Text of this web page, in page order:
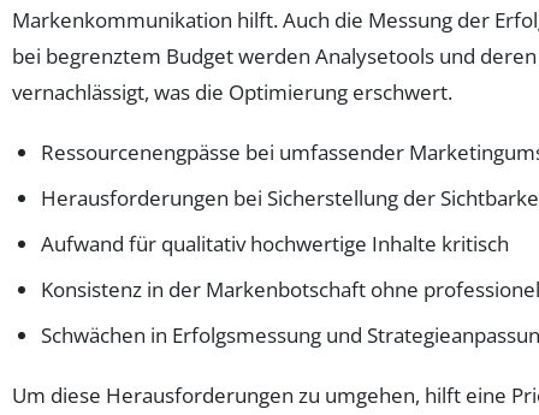
Markenkommunikation hilft. Auch die Messung der
bei begrenztem Budget werden Analysetools und
vernachlässigt, was die Optimierung erschwert.
Ressourcenengpässe bei umfassender
Herausforderungen bei Sicherstellung der
Aufwand für qualitativ hochwertige Inhalte kritisch
Konsistenz in der Markenbotschaft ohne
Schwächen in Erfolgsmessung und
Um diese Herausforderungen zu umgehen, hilft eine